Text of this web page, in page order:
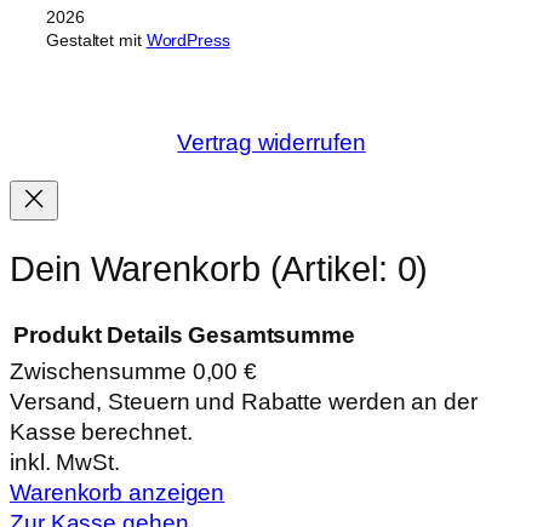
2026
Gestaltet mit WordPress
Vertrag widerrufen
Dein Warenkorb (Artikel: 0)
Produkte
im
Warenkorb
Produkt Details Gesamtsumme
Zwischensumme 0,00 €
Versand, Steuern und Rabatte werden an der
Kasse berechnet.
inkl. MwSt.
Warenkorb anzeigen